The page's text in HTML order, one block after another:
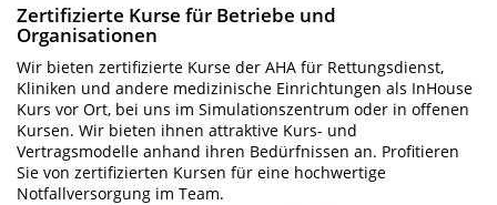
Zertifizierte Kurse für Betriebe und
Organisationen
Wir bieten zertifizierte Kurse der AHA für Rettungsdienst,
Kliniken und andere medizinische Einrichtungen als InHouse
Kurs vor Ort, bei uns im Simulationszentrum oder in offenen
Kursen. Wir bieten ihnen attraktive Kurs- und
Vertragsmodelle anhand ihren Bedürfnissen an. Profitieren
Sie von zertifizierten Kursen für eine hochwertige
Notfallversorgung im Team.